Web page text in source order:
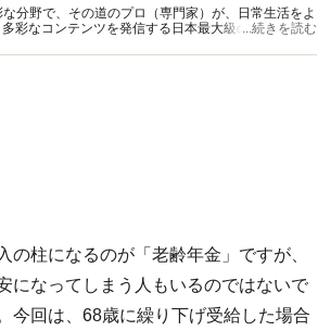
分野で、その道のプロ（専門家）が、日常生活をよ
彩なコンテンツを発信する日本最大級の総合情報サ
...続きを読む
柱になるのが「老齢年金」ですが、
になってしまう人もいるのではないで
今回は、68歳に繰り下げ受給した場合